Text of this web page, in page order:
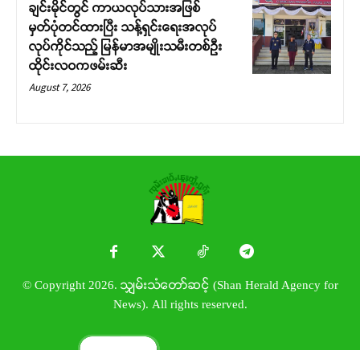
ချင်းမိုင်တွင် ကာယလုပ်သားအဖြစ်
မှတ်ပုံတင်ထားပြီး သန့်ရှင်းရေးအလုပ်
လုပ်ကိုင်သည့် မြန်မာအမျိုးသမီးတစ်ဦး
ထိုင်းလဝကဖမ်းဆီး
August 7, 2026
© Copyright 2026. သျှမ်းသံတော်ဆင့် (Shan Herald Agency for
News). All rights reserved.